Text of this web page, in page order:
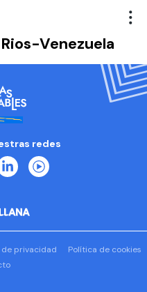
Venezuela
redes
de privacidad
Política de cookies